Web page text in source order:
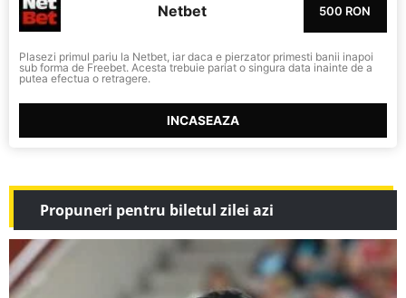
Netbet 500 RON
Plasezi primul pariu la Netbet, iar daca e pierzator primesti banii inapoi
sub forma de Freebet. Acesta trebuie pariat o singura data inainte de a
putea efectua o retragere.
INCASEAZA
Propuneri pentru biletul zilei azi